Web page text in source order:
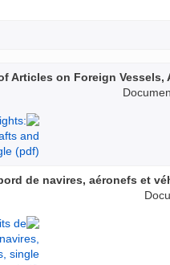
Articles on Foreign Vessels,
de navires, aéronefs et